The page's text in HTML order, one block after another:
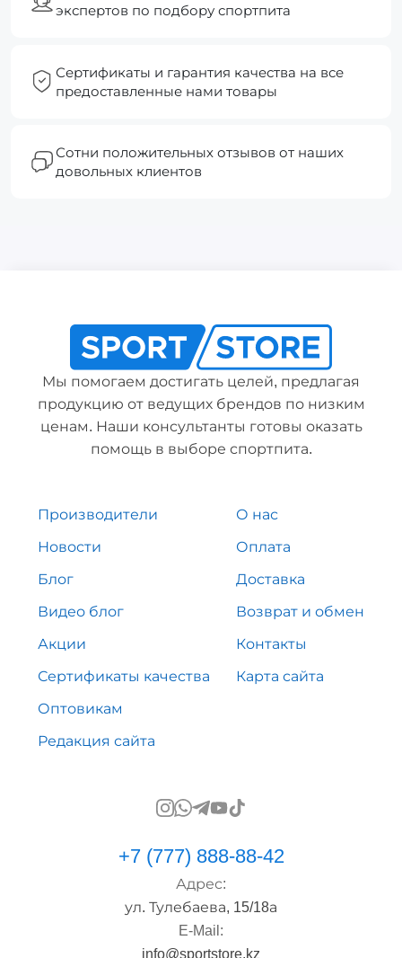
экспертов по подбору спортпита
Сертификаты и гарантия качества на все
предоставленные нами товары
Сотни положительных отзывов от наших
довольных клиентов
Мы помогаем достигать целей, предлагая
продукцию от ведущих брендов по низким
ценам. Наши консультанты готовы оказать
помощь в выборе спортпита.
Производители
Новости
Блог
Видео блог
Акции
Сертификаты качества
Оптовикам
Редакция сайта
О нас
Оплата
Доставка
Возврат и обмен
Контакты
Карта сайта
+7 (777) 888-88-42
Адрес:
ул. Тулебаева, 15/18а
E-Mail:
info@sportstore.kz